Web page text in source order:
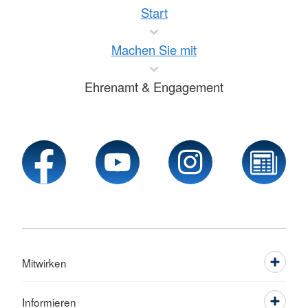
Start
Machen Sie mit
Ehrenamt & Engagement
Mitwirken
Informieren